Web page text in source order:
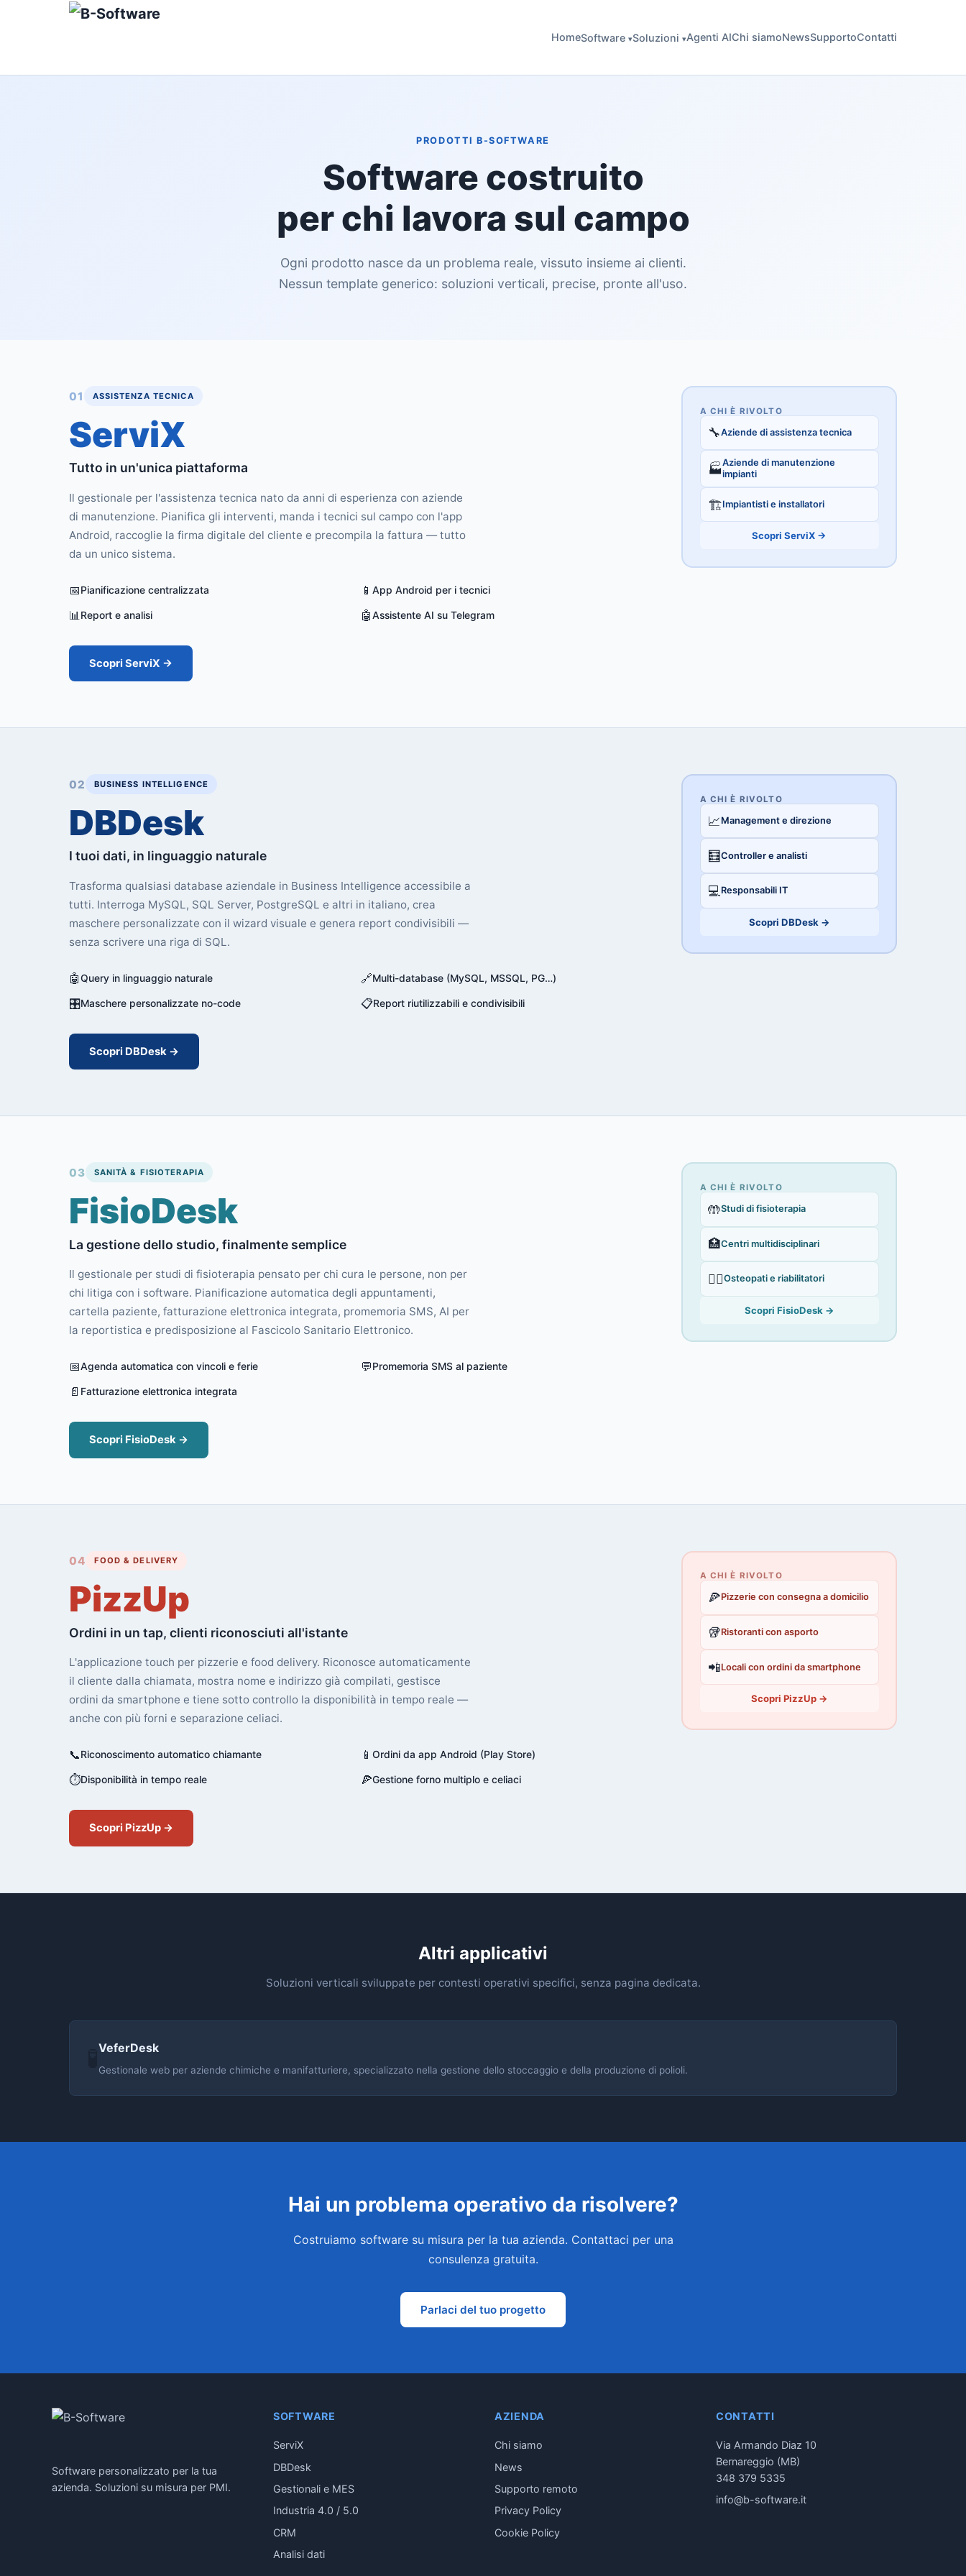
HomeSoftware ▾Soluzioni ▾Agenti AIChi siamoNewsSupportoContatti
PRODOTTI B-SOFTWARE
Software costruito
per chi lavora sul campo
Ogni prodotto nasce da un problema reale, vissuto insieme ai clienti.
Nessun template generico: soluzioni verticali, precise, pronte all'uso.
01 ASSISTENZA TECNICA
ServiX
Tutto in un'unica piattaforma
Il gestionale per l'assistenza tecnica nato da anni di esperienza con aziende
di manutenzione. Pianifica gli interventi, manda i tecnici sul campo con l'app
Android, raccoglie la firma digitale del cliente e precompila la fattura — tutto
da un unico sistema.
📅Pianificazione centralizzata 📱 App Android per i tecnici
📊 Report e analisi 🤖Assistente AI su Telegram
Scopri ServiX →
A CHI È RIVOLTO
🔧Aziende di assistenza tecnica
🏭Aziende di manutenzione
impianti
🏗️Impiantisti e installatori
Scopri ServiX →
02 BUSINESS INTELLIGENCE
DBDesk
I tuoi dati, in linguaggio naturale
Trasforma qualsiasi database aziendale in Business Intelligence accessibile a
tutti. Interroga MySQL, SQL Server, PostgreSQL e altri in italiano, crea
maschere personalizzate con il wizard visuale e genera report condivisibili —
senza scrivere una riga di SQL.
🤖Query in linguaggio naturale 🔗Multi-database (MySQL, MSSQL, PG…)
🎛️Maschere personalizzate no-code 📋Report riutilizzabili e condivisibili
Scopri DBDesk →
A CHI È RIVOLTO
📈 Management e direzione
🧮Controller e analisti
💻 Responsabili IT
Scopri DBDesk →
03 SANITÀ & FISIOTERAPIA
FisioDesk
La gestione dello studio, finalmente semplice
Il gestionale per studi di fisioterapia pensato per chi cura le persone, non per
chi litiga con i software. Pianificazione automatica degli appuntamenti,
cartella paziente, fatturazione elettronica integrata, promemoria SMS, AI per
la reportistica e predisposizione al Fascicolo Sanitario Elettronico.
📅Agenda automatica con vincoli e ferie 💬Promemoria SMS al paziente
📄 Fatturazione elettronica integrata
Scopri FisioDesk →
A CHI È RIVOLTO
🤲Studi di fisioterapia
🏥Centri multidisciplinari
🧑‍⚕️Osteopati e riabilitatori
Scopri FisioDesk →
04 FOOD & DELIVERY
PizzUp
Ordini in un tap, clienti riconosciuti all'istante
L'applicazione touch per pizzerie e food delivery. Riconosce automaticamente
il cliente dalla chiamata, mostra nome e indirizzo già compilati, gestisce
ordini da smartphone e tiene sotto controllo la disponibilità in tempo reale —
anche con più forni e separazione celiaci.
📞Riconoscimento automatico chiamante 📱 Ordini da app Android (Play Store)
⏱Disponibilità in tempo reale 🍕Gestione forno multiplo e celiaci
Scopri PizzUp →
A CHI È RIVOLTO
🍕Pizzerie con consegna a domicilio
🥡Ristoranti con asporto
📲Locali con ordini da smartphone
Scopri PizzUp →
Altri applicativi
Soluzioni verticali sviluppate per contesti operativi specifici, senza pagina dedicata.
VeferDesk
Gestionale web per aziende chimiche e manifatturiere, specializzato nella gestione dello stoccaggio e della produzione di polioli.
Hai un problema operativo da risolvere?
Costruiamo software su misura per la tua azienda. Contattaci per una
consulenza gratuita.
Parlaci del tuo progetto
Software personalizzato per la tua
azienda. Soluzioni su misura per PMI.
SOFTWARE
ServiX
DBDesk
Gestionali e MES
Industria 4.0 / 5.0
CRM
Analisi dati
AZIENDA
Chi siamo
News
Supporto remoto
Privacy Policy
Cookie Policy
CONTATTI
Via Armando Diaz 10
Bernareggio (MB)
348 379 5335
info@b-software.it